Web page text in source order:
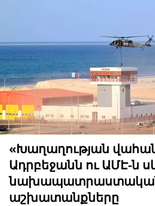
«Խաղաղության վահան
Ադրբեջանն ու ԱՄԷ-ն
աշխատանքները